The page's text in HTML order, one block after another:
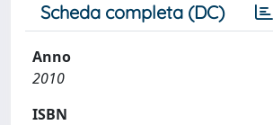
Scheda completa (DC)
Anno
2010
ISBN